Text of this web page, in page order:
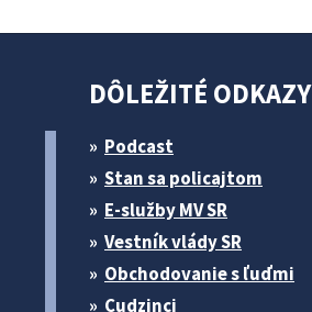
DÔLEŽITÉ ODKAZY
Podcast
Stan sa policajtom
E-služby MV SR
Vestník vlády SR
Obchodovanie s ľuďmi
Cudzinci